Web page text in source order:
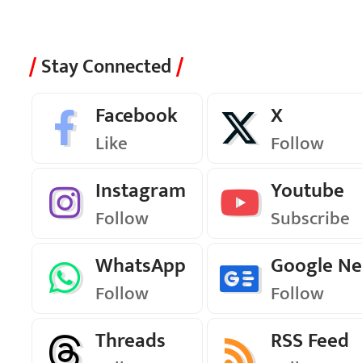
Stay Connected
Facebook
Like
X
Follow
Instagram
Follow
Youtube
Subscribe
WhatsApp
Follow
Google
Follow
Threads RSS Feed